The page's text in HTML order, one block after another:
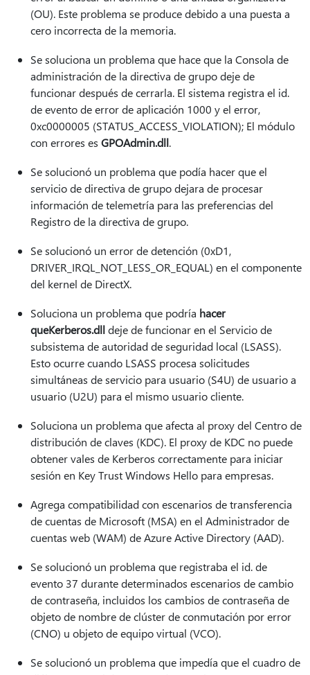
(OU). Este problema se produce debido a una puesta a
cero incorrecta de la memoria.
Se soluciona un problema que hace que la Consola de
administración de la directiva de grupo deje de
funcionar después de cerrarla. El sistema registra el id.
de evento de error de aplicación 1000 y el error,
0xc0000005 (STATUS_ACCESS_VIOLATION); El módulo
con errores es GPOAdmin.dll.
Se solucionó un problema que podía hacer que el
servicio de directiva de grupo dejara de procesar
información de telemetría para las preferencias del
Registro de la directiva de grupo.
Se solucionó un error de detención (0xD1,
DRIVER_IRQL_NOT_LESS_OR_EQUAL) en el componente
del kernel de DirectX.
Soluciona un problema que podría hacer
queKerberos.dlldeje de funcionar en el Servicio de
subsistema de autoridad de seguridad local (LSASS).
Esto ocurre cuando LSASS procesa solicitudes
simultáneas de servicio para usuario (S4U) de usuario a
usuario (U2U) para el mismo usuario cliente.
Soluciona un problema que afecta al proxy del Centro de
distribución de claves (KDC). El proxy de KDC no puede
obtener vales de Kerberos correctamente para iniciar
sesión en Key Trust Windows Hello para empresas.
Agrega compatibilidad con escenarios de transferencia
de cuentas de Microsoft (MSA) en el Administrador de
cuentas web (WAM) de Azure Active Directory (AAD).
Se solucionó un problema que registraba el id. de
evento 37 durante determinados escenarios de cambio
de contraseña, incluidos los cambios de contraseña de
objeto de nombre de clúster de conmutación por error
(CNO) u objeto de equipo virtual (VCO).
Se solucionó un problema que impedía que el cuadro de